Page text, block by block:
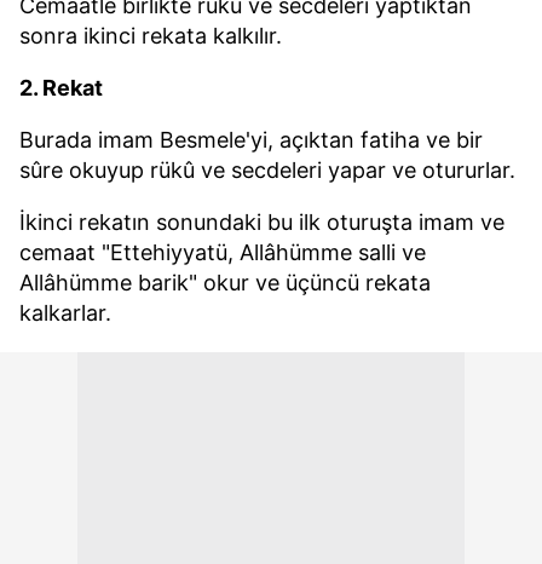
Cemaatle birlikte rükû ve secdeleri yaptıktan
sonra ikinci rekata kalkılır.
2. Rekat
Burada imam Besmele'yi, açıktan fatiha ve bir
sûre okuyup rükû ve secdeleri yapar ve otururlar.
İkinci rekatın sonundaki bu ilk oturuşta imam ve
cemaat "Ettehiyyatü, Allâhümme salli ve
Allâhümme barik" okur ve üçüncü rekata
kalkarlar.